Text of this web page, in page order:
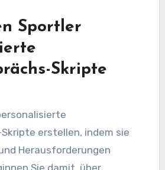
Sportler
Skripte
erstellen, indem sie
Herausforderungen
Sie damit, über